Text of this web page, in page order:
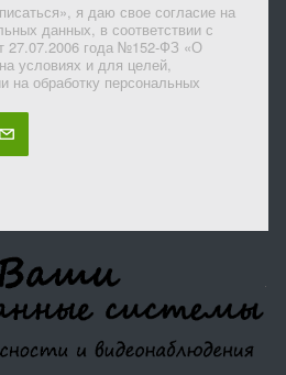
я даю свое согласие на
данных, в соответствии с
27.07.2006 года №152-ФЗ «О
условиях и для целей,
на обработку персональных